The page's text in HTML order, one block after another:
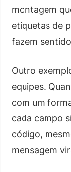
montagem
etiquetas de
fazem
Outro
equipes.
com um
cada campo
código,
mensagem